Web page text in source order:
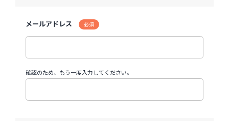
メールアドレス 必須
確認のため、もう一度入力してください。